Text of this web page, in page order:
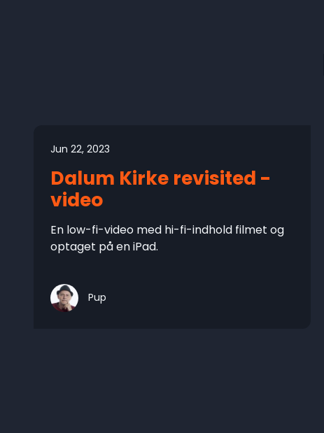
Jun 22, 2023
Dalum Kirke revisited -
video
En low-fi-video med hi-fi-indhold filmet og
optaget på en iPad.
Pup